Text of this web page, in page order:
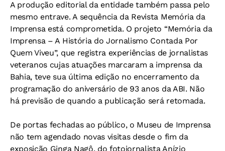
A produção editorial da entidade também passa pelo
mesmo entrave. A sequência da Revista Memória da
Imprensa está comprometida. O projeto “Memória da
Imprensa – A História do Jornalismo Contada Por
Quem Viveu”, que registra experiências de jornalistas
veteranos cujas atuações marcaram a imprensa da
Bahia, teve sua última edição no encerramento da
programação do aniversário de 93 anos da ABI. Não
há previsão de quando a publicação será retomada.
De portas fechadas ao público, o Museu de Imprensa
não tem agendado novas visitas desde o fim da
exposição Ginga Nagô, do fotojornalista Anízio